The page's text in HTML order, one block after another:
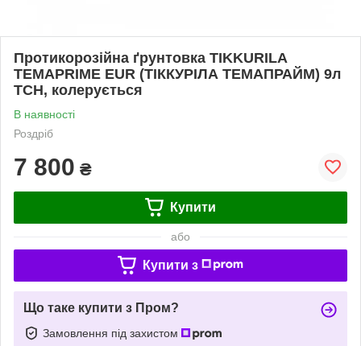
Протикорозійна ґрунтовка TIKKURILA
TEMAPRIME EUR (ТІККУРІЛА ТЕМАПРАЙМ) 9л
TCH, колерується
В наявності
Роздріб
7 800 ₴
Купити
або
Купити з
Що таке купити з Пром?
Замовлення під захистом